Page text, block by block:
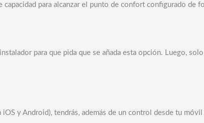
para alcanzar el punto de confort configurado de
para que pida que se añada esta opción. Luego,
y Android), tendrás, además de un control desde tu